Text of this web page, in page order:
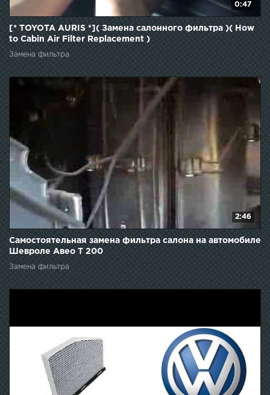
0:47
[* TOYOTA AURIS *]( Замена салонного фильтра )( How
to Cabin Air Filter Replacement )
Замена фильтра
2:46
Самостоятельная замена фильтра салона на автомобиле
Шевроле Авео T 200
Замена фильтра